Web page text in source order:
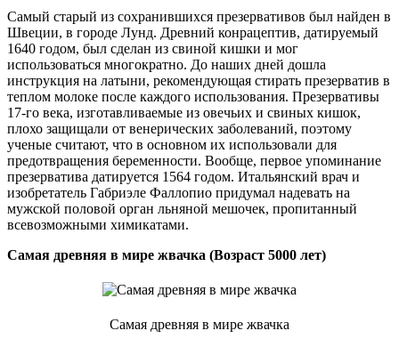
Самый старый из сохранившихся презервативов был найден в
Швеции, в городе Лунд. Древний конрацептив, датируемый
1640 годом, был сделан из свиной кишки и мог
использоваться многократно. До наших дней дошла
инструкция на латыни, рекомендующая стирать презерватив в
теплом молоке после каждого использования. Презервативы
17-го века, изготавливаемые из овечьих и свиных кишок,
плохо защищали от венерических заболеваний, поэтому
ученые считают, что в основном их использовали для
предотвращения беременности. Вообще, первое упоминание
презерватива датируется 1564 годом. Итальянский врач и
изобретатель Габриэле Фаллопио придумал надевать на
мужской половой орган льняной мешочек, пропитанный
всевозможными химикатами.
Самая древняя в мире жвачка (Возраст 5000 лет)
Самая древняя в мире жвачка